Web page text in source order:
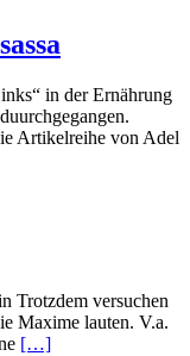
in der Ernährung
Artikelreihe von Adel
Trotzdem versuchen
Maxime lauten. V.a.
[…]